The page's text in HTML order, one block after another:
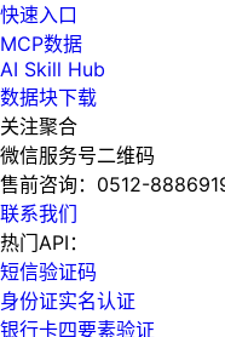
快速入口
MCP数据
AI Skill Hub
数据块下载
关注聚合
微信服务号二维码
售前咨询： 0512-
联系我们
热门API：
短信验证码
身份证实名认证
银行卡四要素验证